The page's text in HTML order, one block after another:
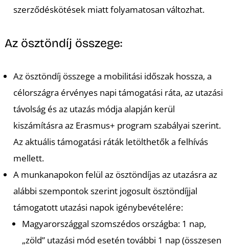
szerződéskötések miatt folyamatosan változhat.
Az ösztöndíj összege:
Az ösztöndíj összege a mobilitási időszak hossza, a
célországra érvényes napi támogatási ráta, az utazási
távolság és az utazás módja alapján kerül
kiszámításra az Erasmus+ program szabályai szerint.
Az aktuális támogatási ráták letölthetők a felhívás
mellett.
A munkanapokon felül az ösztöndíjas az utazásra az
alábbi szempontok szerint jogosult ösztöndíjjal
támogatott utazási napok igénybevételére:
Magyarországgal szomszédos országba: 1 nap,
„zöld” utazási mód esetén további 1 nap (összesen